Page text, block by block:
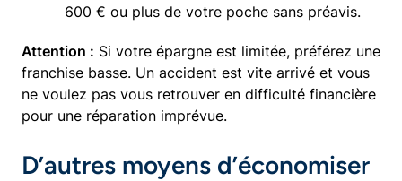
600 € ou plus de votre poche sans préavis.
Attention : Si votre épargne est limitée, préférez une
franchise basse. Un accident est vite arrivé et vous
ne voulez pas vous retrouver en difficulté financière
pour une réparation imprévue.
D’autres moyens d’économiser